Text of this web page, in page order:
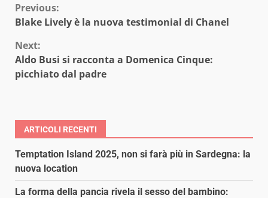
Continue
Reading
Previous:
Blake Lively è la nuova testimonial di Chanel
Next:
Aldo Busi si racconta a Domenica Cinque:
picchiato dal padre
ARTICOLI RECENTI
Temptation Island 2025, non si farà più in Sardegna: la
nuova location
La forma della pancia rivela il sesso del bambino: